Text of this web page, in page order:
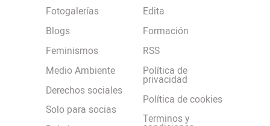
Fotogalerías
Blogs
Feminismos
Medio Ambiente
Derechos sociales
Solo para socias
Edita
Formación
RSS
Política de
privacidad
Política de cookies
Terminos y